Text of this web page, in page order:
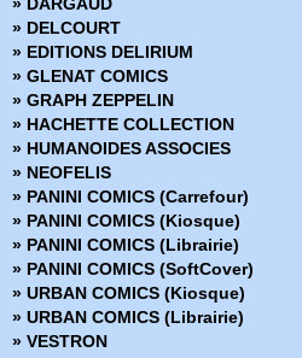
» Folies furieuses
» Hellraiser
» Hurlements
» Iron Wood
» Judge Dredd - Megacity blues
» Jurassic Park
» La Saga de Den
» Le Baron Rouge
» Le Masque à l'envers
» Les Angoisses d'Angus
» Les Chauves sourient
» Les Chroniques de Batman
» Les Fous d'Arkham
» Les Mésaventures de Omaha
» Les Singes rient
» DELCOURT
» EDITIONS DELIRIUM
» GLENAT COMICS
» GRAPH ZEPPELIN
» HACHETTE COLLECTION
» HUMANOIDES ASSOCIES
» NEOFELIS
» PANINI COMICS (Carrefour)
» PANINI COMICS (Kiosque)
» PANINI COMICS (Librairie)
» PANINI COMICS (SoftCover)
» URBAN COMICS (Kiosque)
» URBAN COMICS (Librairie)
» VESTRON